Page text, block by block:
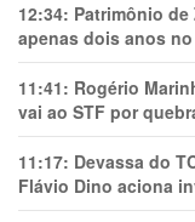
12:34: Patrimônio de
apenas dois anos
11:41: Rogério
vai ao STF por
11:17: Devassa do
Flávio Dino aciona